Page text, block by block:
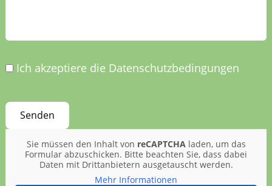
Ich akzeptiere die Datenschutzbedingungen
Sie müssen den Inhalt von reCAPTCHA laden, um das
Formular abzuschicken. Bitte beachten Sie, dass dabei
Daten mit Drittanbietern ausgetauscht werden.
Mehr Informationen